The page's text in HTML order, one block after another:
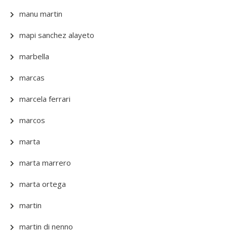
manu martin
mapi sanchez alayeto
marbella
marcas
marcela ferrari
marcos
marta
marta marrero
marta ortega
martin
martin di nenno